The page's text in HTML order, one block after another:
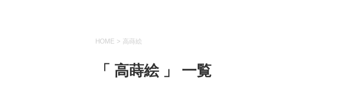
HOME > 高蒔絵
「 高蒔絵 」 一覧